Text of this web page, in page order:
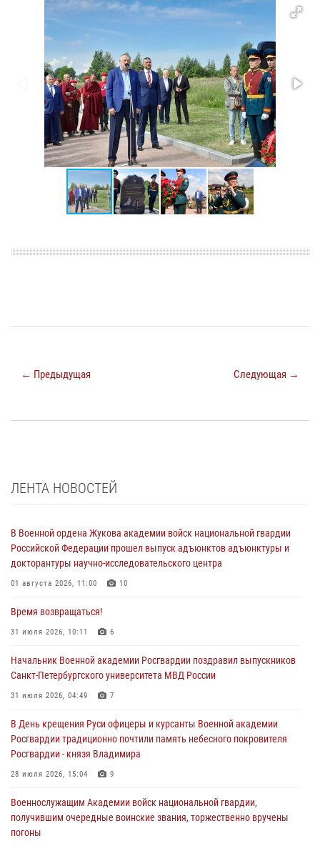
← Предыдущая Следующая →
ЛЕНТА НОВОСТЕЙ
В Военной ордена Жукова академии войск национальной гвардии
Российской Федерации прошел выпуск адъюнктов адъюнктуры и
докторантуры научно-исследовательского центра
01 августа 2026, 11:00 10
Время возвращаться!
31 июля 2026, 10:11 6
Начальник Военной академии Росгвардии поздравил выпускников
Санкт-Петербургского университета МВД России
31 июля 2026, 04:49 7
В День крещения Руси офицеры и курсанты Военной академии
Росгвардии традиционно почтили память небесного покровителя
Росгвардии - князя Владимира
28 июля 2026, 15:04 9
Военнослужащим Академии войск национальной гвардии,
получившим очередные воинские звания, торжественно вручены
погоны